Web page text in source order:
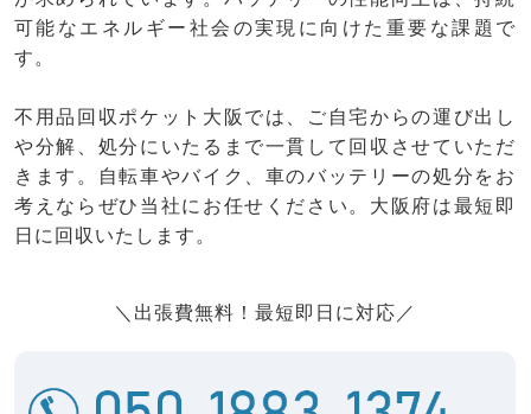
可能なエネルギー社会の実現に向けた重要な課題で
す。
不用品回収ポケット大阪では、ご自宅からの運び出し
や分解、処分にいたるまで一貫して回収させていただ
きます。自転車やバイク、車のバッテリーの処分をお
考えならぜひ当社にお任せください。大阪府は最短即
日に回収いたします。
＼出張費無料！最短即日に対応／